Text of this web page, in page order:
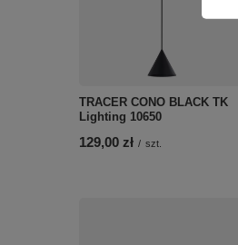
TRACER CONO BLACK TK
Lighting 10650
129,00 zł / szt.